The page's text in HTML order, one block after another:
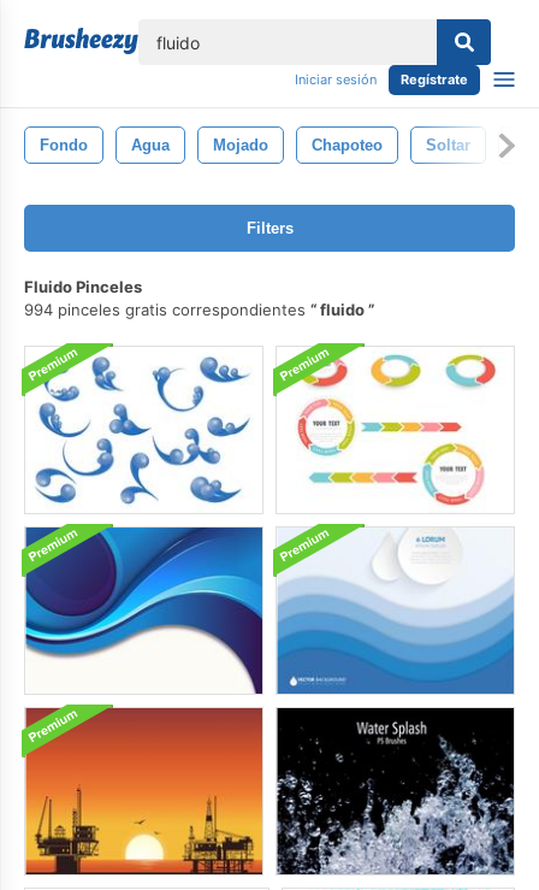
Iniciar sesión Regístrate
Fondo Agua Mojado Chapoteo Soltar
Filters
Fluido Pinceles
994 pinceles gratis correspondientes
fluido